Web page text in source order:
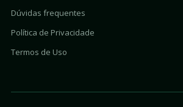
Dúvidas frequentes
Política de Privacidade
Termos de Uso